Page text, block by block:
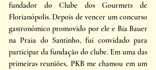
fundador do Clube dos Gourmets de
Florianópolis. Depois de vencer um concurso
gastronômico promovido por ele e Bia Bauer
na Praia do Santinho, fui convidado para
participar da fundação do clube. Em uma das
primeiras reuniões, PKB me chamou em um